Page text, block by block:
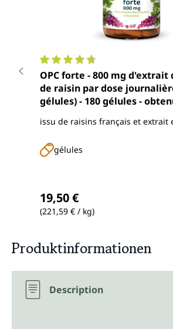
Note moyenne de 4.8 sur 5
OPC forte - 800 mg d'extrait
de raisin par dose
gélules) - 180 gélules -
issu de raisins français et extrait
gélules
19,50 €
(221,59 € / kg)
Produktinformationen
Description